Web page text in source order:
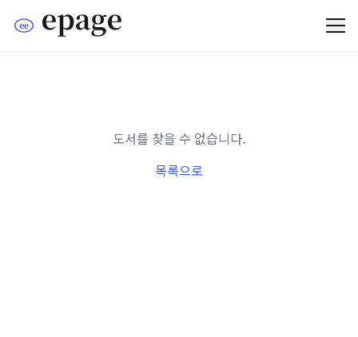
도서를 찾을 수 없습니다.
목록으로